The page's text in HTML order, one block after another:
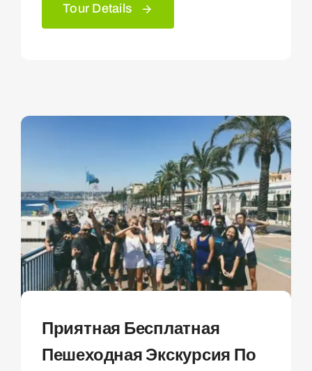
Tour Details
Приятная Бесплатная
Пешеходная Экскурсия По